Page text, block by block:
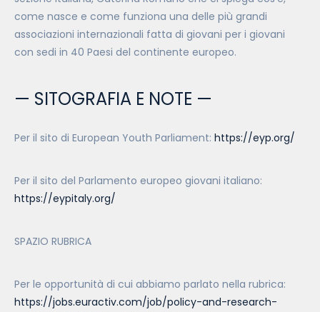
come nasce e come funziona una delle più grandi
associazioni internazionali fatta di giovani per i giovani
con sedi in 40 Paesi del continente europeo.
— SITOGRAFIA E NOTE —
Per il sito di European Youth Parliament: https://eyp.org/
Per il sito del Parlamento europeo giovani italiano:
https://eypitaly.org/
SPAZIO RUBRICA
Per le opportunità di cui abbiamo parlato nella rubrica:
https://jobs.euractiv.com/job/policy-and-research-